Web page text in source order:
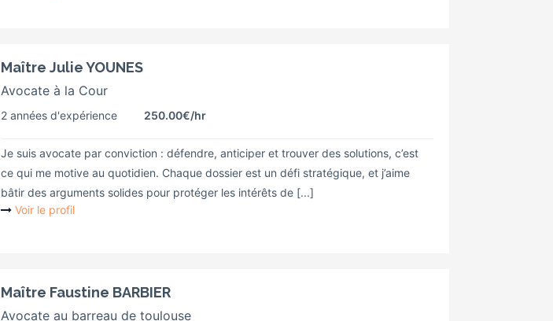
Maître Julie YOUNES
Avocate à la Cour
2 années d'expérience 250.00€/hr
Je suis avocate par conviction : défendre, anticiper et trouver des solutions, c’est
ce qui me motive au quotidien. Chaque dossier est un défi stratégique, et j’aime
bâtir des arguments solides pour protéger les intérêts de [...]
Voir le profil
Maître Faustine BARBIER
Avocate au barreau de toulouse